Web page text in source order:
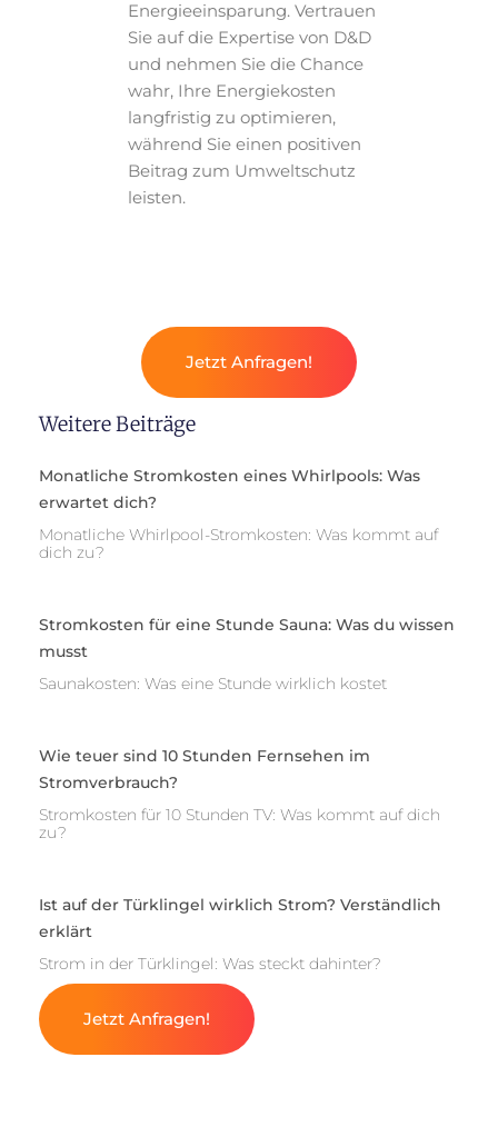
Energieeinsparung. Vertrauen
Sie auf die Expertise von D&D
und nehmen Sie die Chance
wahr, Ihre Energiekosten
langfristig zu optimieren,
während Sie einen positiven
Beitrag zum Umweltschutz
leisten.
Jetzt Anfragen!
Weitere Beiträge
Monatliche Stromkosten eines Whirlpools: Was
erwartet dich?
Monatliche Whirlpool-Stromkosten: Was kommt auf
dich zu?
Stromkosten für eine Stunde Sauna: Was du wissen
musst
Saunakosten: Was eine Stunde wirklich kostet
Wie teuer sind 10 Stunden Fernsehen im
Stromverbrauch?
Stromkosten für 10 Stunden TV: Was kommt auf dich
zu?
Ist auf der Türklingel wirklich Strom? Verständlich
erklärt
Strom in der Türklingel: Was steckt dahinter?
Jetzt Anfragen!